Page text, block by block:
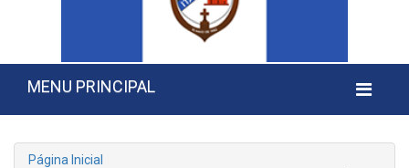
MENU PRINCIPAL
Página Inicial